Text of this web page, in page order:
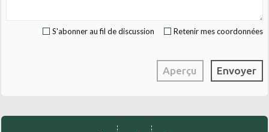
Retenir mes coordonnées
S'abonner au fil de discussion